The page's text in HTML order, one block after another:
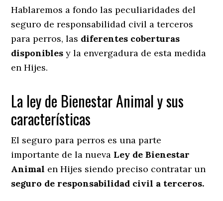
Hablaremos a fondo las peculiaridades del
seguro de responsabilidad civil a terceros
para perros, las diferentes coberturas
disponibles y la envergadura de esta medida
en Hijes.
La ley de Bienestar Animal y sus
características
El seguro para perros es una parte
importante de la nueva Ley de Bienestar
Animal en Hijes siendo preciso contratar un
seguro de responsabilidad civil a terceros.